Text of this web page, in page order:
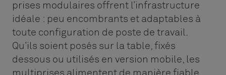
prises modulaires offrent l’infrastructure
idéale : peu encombrants et adaptables à
toute configuration de poste de travail.
Qu’ils soient posés sur la table, fixés
dessous ou utilisés en version mobile, les